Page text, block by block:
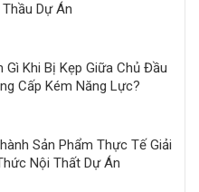
Dự Án
Gì Khi Bị Kẹp Giữa Chủ Đầu
Cấp Kém Năng Lực?
Sản Phẩm Thực Tế Giải
Nội Thất Dự Án